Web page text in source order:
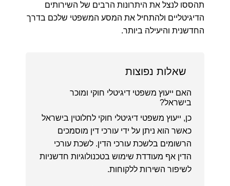
תהססו לנצל את היתרונות הרבים של השירותים
הדיגיטליים ולהתחיל את המסע המשפטי שלכם בדרך
החדשנית והיעילה ביותר.
שאלות נפוצות
האם ייעוץ משפטי דיגיטלי חוקי ומוכר
בישראל?
כן, ייעוץ משפטי דיגיטלי חוקי לחלוטין בישראל
כאשר הוא ניתן על ידי עורכי דין מוסמכים
הרשומים בלשכת עורכי הדין. לשכת עורכי
הדין אף מעודדת שימוש בטכנולוגיות חדשניות
לשיפור השירות ללקוחות.